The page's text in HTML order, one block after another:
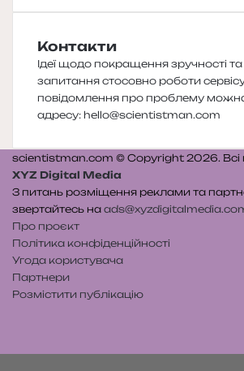
Контакти
Ідеї щодо покращення зручності
запитання стосовно роботи
повідомлення про проблему
адресу: hello@scientistman.com
scientistman.com © Copyright 2026. Всі
XYZ Digital Media
З питань розміщення реклами та
звертайтесь на
Про проєкт
Політика конфіденційності
Угода користувача
Партнери
Розмістити публікацію